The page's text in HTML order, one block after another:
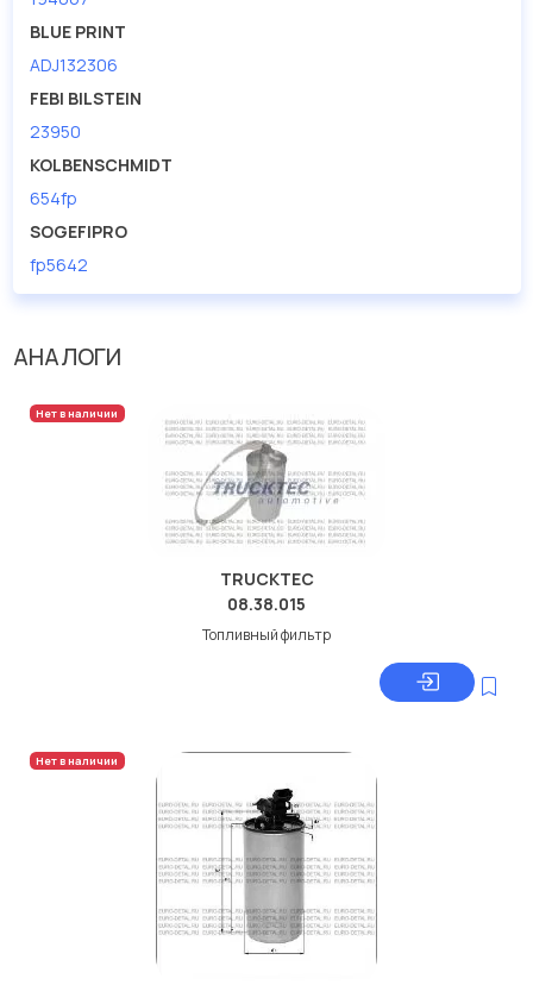
BLUE PRINT
ADJ132306
FEBI BILSTEIN
23950
KOLBENSCHMIDT
654fp
SOGEFIPRO
fp5642
АНАЛОГИ
Нет в наличии
TRUCKTEC
08.38.015
Топливный фильтр
Нет в наличии